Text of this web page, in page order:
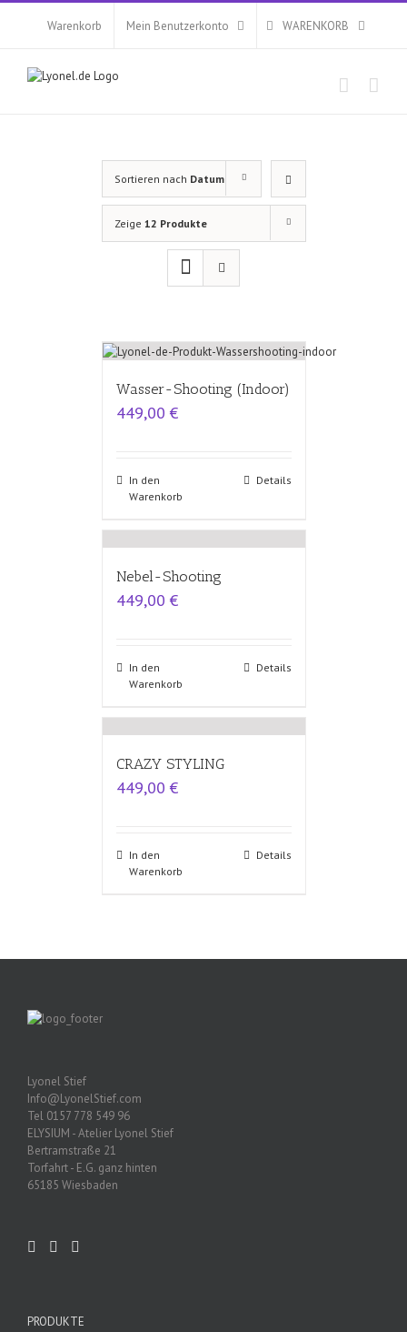
Zum
Warenkorb Mein Benutzerkonto WARENKORB
Sortieren nach Datum
Zeige 12 Produkte
Wasser-Shooting (Indoor)
449,00 €
In den
Warenkorb
Details
Nebel-Shooting
449,00 €
In den
Warenkorb
Details
CRAZY STYLING
449,00 €
In den
Warenkorb
Details
Lyonel Stief
Info@LyonelStief.com
Tel 0157 778 549 96
ELYSIUM - Atelier Lyonel Stief
Bertramstraße 21
Torfahrt - E.G. ganz hinten
65185 Wiesbaden
PRODUKTE